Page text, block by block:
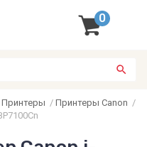
0
Принтеры / Принтеры Canon /